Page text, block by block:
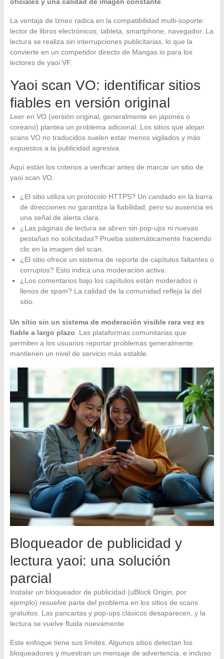
La ventaja de Izneo radica en la compatibilidad multi-soporte:
lector de libros electrónicos, tableta, smartphone, navegador. La
lectura se realiza sin interrupciones publicitarias, lo que la
convierte en un competidor directo de Mangas.io para los
lectores de yaoi VF.
Yaoi scan VO: identificar sitios
fiables en versión original
Leer en VO (versión original, generalmente en japonés o
coreano) plantea un problema adicional. Los sitios que alojan
scans VO no traducidos suelen estar menos vigilados y más
expuestos a la publicidad agresiva.
Aquí están los criterios a verificar antes de marcar un sitio de
yaoi scan VO:
¿El sitio utiliza un protocolo HTTPS? Un candado en la barra
de direcciones no garantiza la fiabilidad, pero su ausencia es
una señal de alerta clara.
¿Las páginas de lectura se abren sin pop-ups ni nuevas
pestañas no solicitadas? Prueba sistemáticamente haciendo
clic en la imagen del scan.
¿El sitio ofrece un sistema de reporte de capítulos faltantes o
corruptos? Esto indica una moderación activa.
¿Los comentarios bajo los capítulos están moderados o
llenos de spam? La calidad de la comunidad refleja la del
sitio.
Un sitio sin un sistema de moderación visible rara vez es
fiable a largo plazo . Las plataformas comunitarias que
permiten a los usuarios reportar problemas generalmente
mantienen un nivel de servicio más estable.
Bloqueador de publicidad y
lectura yaoi: una solución
parcial
Instalar un bloqueador de publicidad (uBlock Origin, por
ejemplo) resuelve parte del problema en los sitios de scans
gratuitos. Las pancartas y pop-ups clásicos desaparecen, y la
lectura se vuelve fluida nuevamente.
Este enfoque tiene sus límites. Algunos sitios detectan los
bloqueadores y muestran un mensaje de advertencia, e incluso